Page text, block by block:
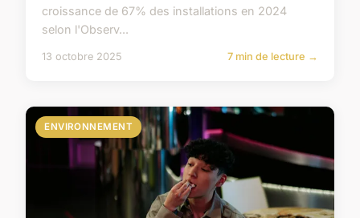
croissance de 67% des installations en 2024
selon l'Observ...
13 octobre 2025 7 min de lecture →
ENVIRONNEMENT